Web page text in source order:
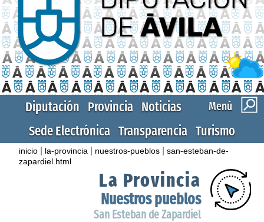
Menú
Diputación Provincia Noticias
Sede Electrónica Transparencia Turismo
inicio la-provincia nuestros-pueblos |san-esteban-de-
zapardiel.html
La Provincia
Nuestros pueblos
San Esteban de Zapardiel